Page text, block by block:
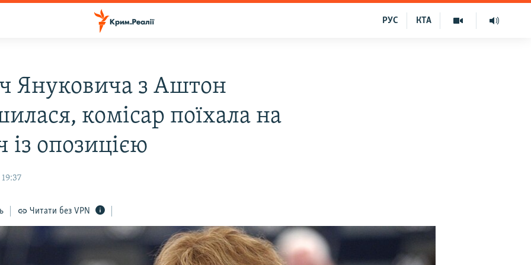
КТА
РУС
Януковича з Аштон
комісар поїхала на
із опозицією
Читати без VPN